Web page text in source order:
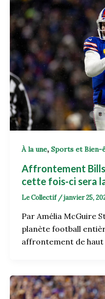
À la une, Sports et Bien-
Affrontement Bills
cette fois-ci sera
Le Collectif /janvier 25,
Par Amélia McGuire
planète football
affrontement de haut